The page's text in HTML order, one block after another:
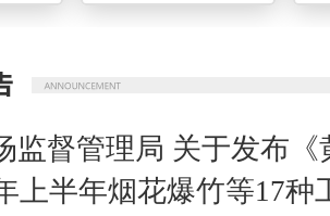
监督管理局 关于发布
上半年烟花爆竹等17种